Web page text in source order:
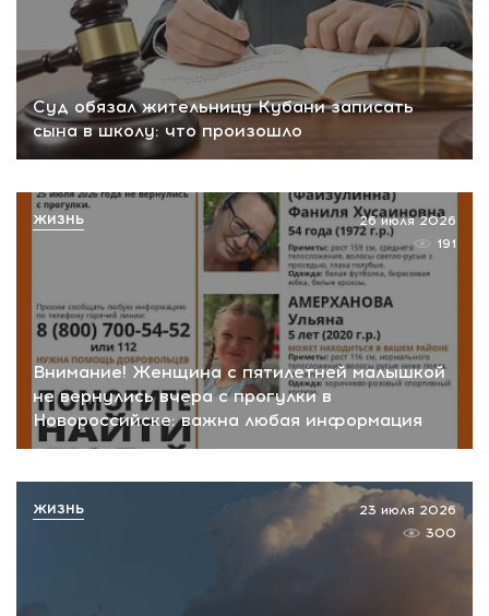
Суд обязал жительницу Кубани записать
сына в школу: что произошло
Внимание! Женщина с пятилетней малышкой
не вернулись вчера с прогулки в
Новороссийске: важна любая информация
26 июля 2026
191
ЖИЗНЬ
23 июля 2026
300
ЖИЗНЬ